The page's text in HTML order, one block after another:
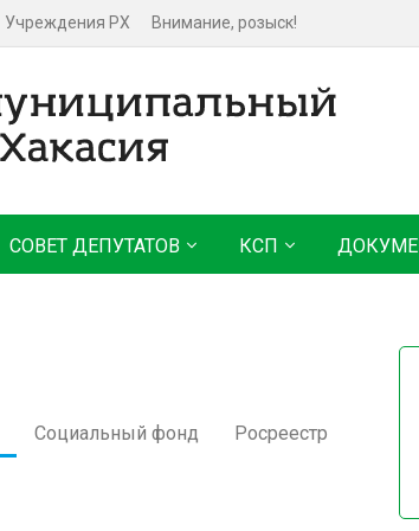
Учреждения РХ Внимание, розыск!
СОВЕТ ДЕПУТАТОВ КСП
Социальный фонд
Росреестр